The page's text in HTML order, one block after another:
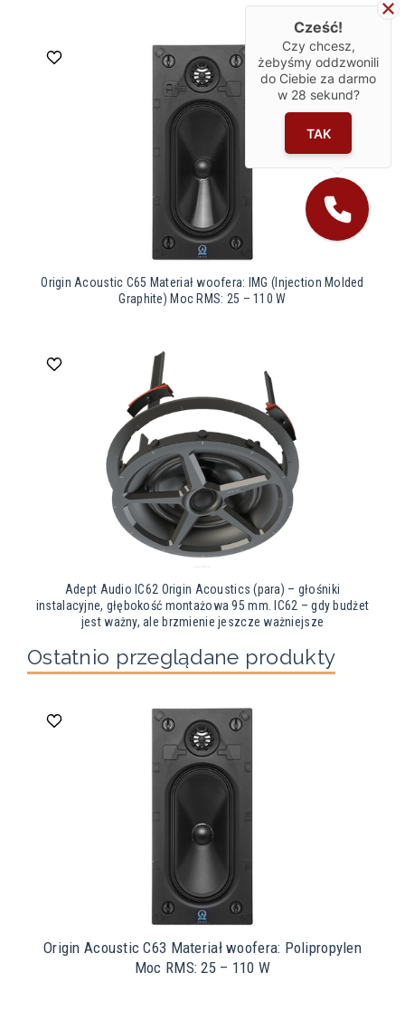
Origin Acoustic C65 Materiał woofera: IMG (Injection Molded
Graphite) Moc RMS: 25 – 110 W
Adept Audio IC62 Origin Acoustics (para) – głośniki
instalacyjne, głębokość montażowa 95 mm. IC62 – gdy budżet
jest ważny, ale brzmienie jeszcze ważniejsze
Ostatnio przeglądane produkty
Origin Acoustic C63 Materiał woofera: Polipropylen
Moc RMS: 25 – 110 W
Cześć!
Czy chcesz,
żebyśmy oddzwonili
do Ciebie za darmo
w 28 sekund?
TAK